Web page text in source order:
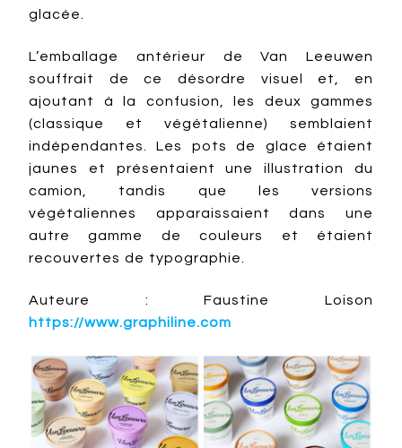
glacée.
L’emballage antérieur de Van Leeuwen
souffrait de ce désordre visuel et, en
ajoutant à la confusion, les deux gammes
(classique et végétalienne) semblaient
indépendantes. Les pots de glace étaient
jaunes et présentaient une illustration du
camion, tandis que les versions
végétaliennes apparaissaient dans une
autre gamme de couleurs et étaient
recouvertes de typographie.
Auteure : Faustine Loison
https://www.graphiline.com